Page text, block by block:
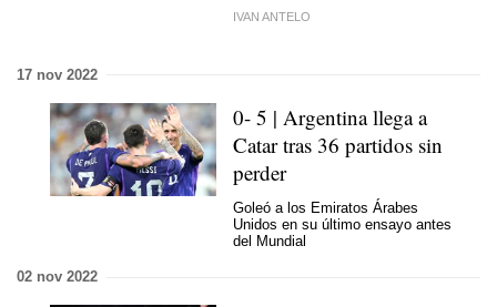
IVAN ANTELO
17 nov 2022
0- 5 | Argentina llega a
Catar tras 36 partidos sin
perder
Goleó a los Emiratos Árabes
Unidos en su último ensayo antes
del Mundial
02 nov 2022